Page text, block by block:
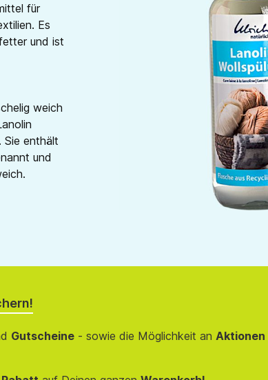
für
Es
und ist
weich
Sie enthält
und
Gutscheine- sowie die Möglichkeit an Aktionen